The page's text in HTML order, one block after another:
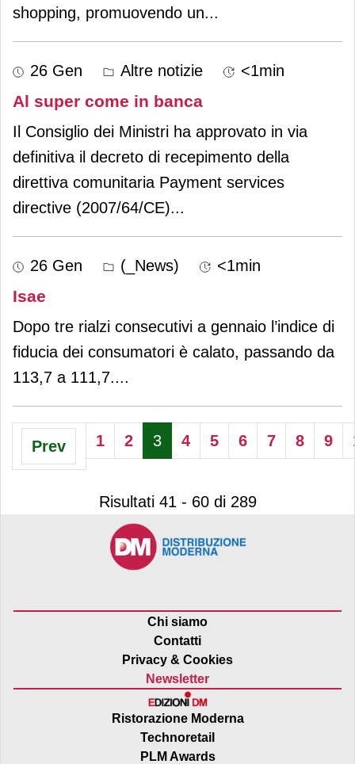
shopping, promuovendo un...
26 Gen Altre notizie <1min
Al super come in banca
Il Consiglio dei Ministri ha approvato in via
definitiva il decreto di recepimento della
direttiva comunitaria Payment services
directive (2007/64/CE)...
26 Gen (_News) <1min
Isae
Dopo tre rialzi consecutivi a gennaio l’indice di
fiducia dei consumatori è calato, passando da
113,7 a 111,7....
Prev 1 2 3 4 5 6 7 8 9
Risultati 41 - 60 di 289
Chi siamo
Contatti
Privacy & Cookies
Newsletter
Ristorazione Moderna
Technoretail
PLM Awards